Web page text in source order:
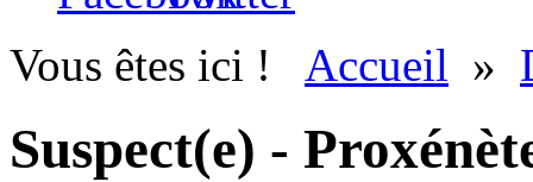
Vous êtes ici ! Accueil »
Suspect(e) -